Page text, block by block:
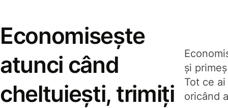
Economisește
atunci când
cheltuiești, trimiți
și
Tot ce
oricând